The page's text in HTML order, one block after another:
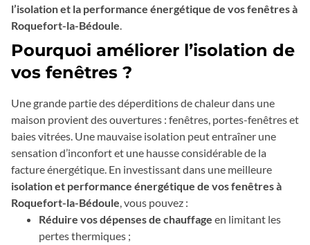
l’isolation et la performance énergétique de vos fenêtres à
Roquefort-la-Bédoule.
Pourquoi améliorer l’isolation de
vos fenêtres ?
Une grande partie des déperditions de chaleur dans une
maison provient des ouvertures : fenêtres, portes-fenêtres et
baies vitrées. Une mauvaise isolation peut entraîner une
sensation d’inconfort et une hausse considérable de la
facture énergétique. En investissant dans une meilleure
isolation et performance énergétique de vos fenêtres à
Roquefort-la-Bédoule, vous pouvez :
Réduire vos dépenses de chauffage en limitant les
pertes thermiques ;